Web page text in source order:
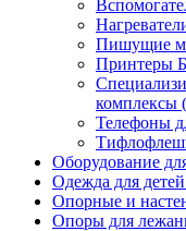
Пишущие
Принтеры
Телефоны
Оборудование
Одежда для
Опорные и
Опоры для